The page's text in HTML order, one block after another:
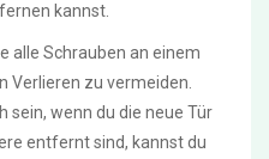
kannst.
alle Schrauben an einem
Verlieren zu vermeiden.
sein, wenn du die neue Tür
entfernt sind, kannst du